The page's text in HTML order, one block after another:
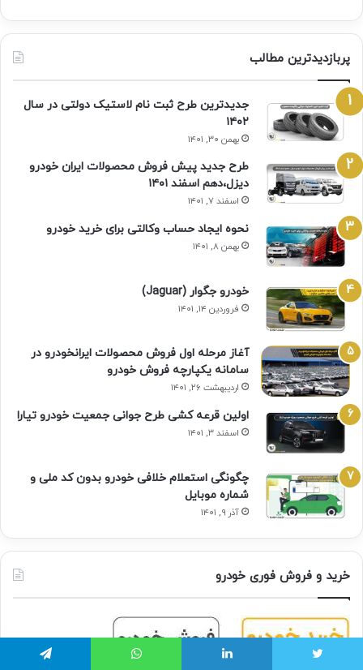
پربازدیدترین مطالب
جدیدترین طرح ثبت نام لاستیک دولتی در سال
۱۴۰۲
بهمن ۳۰, ۱۴۰۱
طرح جدید پیش فروش محصولات ایران خودرو
دیزل،دهم اسفند ۱۴۰۱
اسفند ۷, ۱۴۰۱
نحوه ایجاد حساب وکالتی برای خرید خودرو
بهمن ۸, ۱۴۰۱
خودرو جگوار (Jaguar)
فروردین ۱۴, ۱۴۰۱
آغاز مرحله اول فروش محصولات ایرانخودرو در
سامانه یکپارچه فروش خودرو
اردیبهشت ۲۶, ۱۴۰۱
اولین قرعه‌ کشی طرح جوانی جمعیت خودرو تیارا
اسفند ۳, ۱۴۰۱
چگونگی استعلام خلافی خودرو بدون کد ملی و
شماره موبایل
آذر ۹, ۱۴۰۱
خرید و فروش فوری خودرو